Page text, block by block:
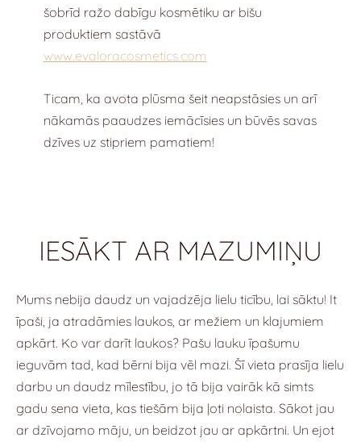
šobrīd ražo dabīgu kosmētiku ar bišu
produktiem sastāvā
www.evaloracosmetics.com
Ticam, ka avota plūsma šeit neapstāsies un arī
nākamās paaudzes iemācīsies un būvēs savas
dzīves uz stipriem pamatiem!
IESĀKT AR MAZUMIŅU
Mums nebija daudz un vajadzēja lielu ticību, lai sāktu! It
īpaši, ja atradāmies laukos, ar mežiem un klajumiem
apkārt. Ko var darīt laukos? Pašu lauku īpašumu
ieguvām tad, kad bērni bija vēl mazi. Šī vieta prasīja lielu
darbu un daudz mīlestību, jo tā bija vairāk kā simts
gadu sena vieta, kas tiešām bija ļoti nolaista. Sākot jau
ar dzīvojamo māju, un beidzot jau ar apkārtni. Un ejot